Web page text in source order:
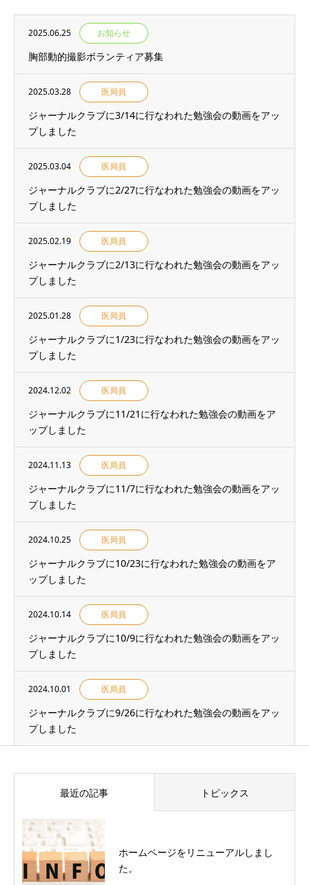
2025.06.25 お知らせ
胸部動的撮影ボランティア募集
2025.03.28 医局員
ジャーナルクラブに3/14に行なわれた勉強会の動画をアッ
プしました
2025.03.04 医局員
ジャーナルクラブに2/27に行なわれた勉強会の動画をアッ
プしました
2025.02.19 医局員
ジャーナルクラブに2/13に行なわれた勉強会の動画をアッ
プしました
2025.01.28 医局員
ジャーナルクラブに1/23に行なわれた勉強会の動画をアッ
プしました
2024.12.02 医局員
ジャーナルクラブに11/21に行なわれた勉強会の動画をア
ップしました
2024.11.13 医局員
ジャーナルクラブに11/7に行なわれた勉強会の動画をアッ
プしました
2024.10.25 医局員
ジャーナルクラブに10/23に行なわれた勉強会の動画をア
ップしました
2024.10.14 医局員
ジャーナルクラブに10/9に行なわれた勉強会の動画をアッ
プしました
2024.10.01 医局員
ジャーナルクラブに9/26に行なわれた勉強会の動画をアッ
プしました
最近の記事 トピックス
ホームページをリニューアルしまし
た。